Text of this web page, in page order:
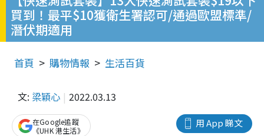
買到！最平$10獲衛生署認可/通過歐盟標準/
潛伏期適用
首頁 購物情報 生活百貨
文: 梁穎心 2022.03.13
用 App 睇文
在Google追蹤
《UHK 港生活》